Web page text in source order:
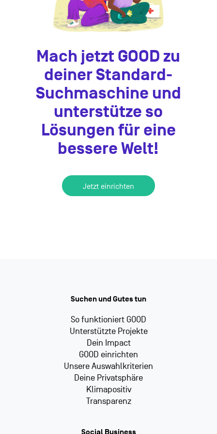
Mach jetzt GOOD zu
deiner Standard-
Suchmaschine und
unterstütze so
Lösungen für eine
bessere Welt!
Jetzt einrichten
Suchen und Gutes tun
So funktioniert GOOD
Unterstützte Projekte
Dein Impact
GOOD einrichten
Unsere Auswahlkriterien
Deine Privatsphäre
Klimapositiv
Transparenz
Social Business